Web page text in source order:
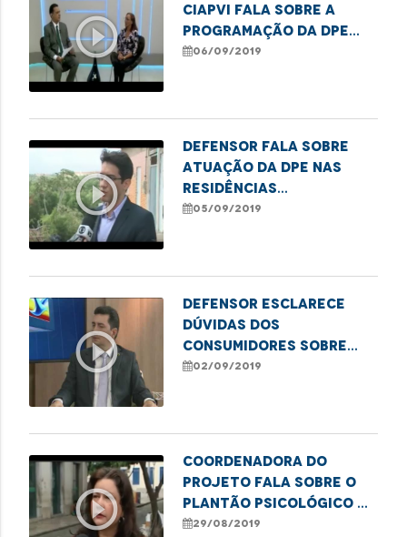
play_circle_outline
CIAPVI fala sobre a
programação da DPE
para comemorar o
06/09/2019
play_circle_outline
Defensor fala sobre
atuação da DPE nas
residências
prejudicadas pelo
05/09/2019
play_circle_outline
Defensor esclarece
dúvidas dos
consumidores sobre
consórcio
02/09/2019
play_circle_outline
Coordenadora do
projeto fala sobre o
Plantão Psicológico na
Defensoria
29/08/2019